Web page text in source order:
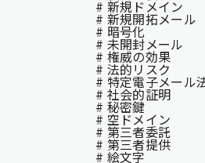
# 新規ドメイン
# 新規開拓メール
# 暗号化
# 未開封メール
# 権威の効果
# 法的リスク
# 特定電子メール
# 社会的証明
# 秘密鍵
# 空ドメイン
# 第三者委託
# 第三者提供
# 絵文字